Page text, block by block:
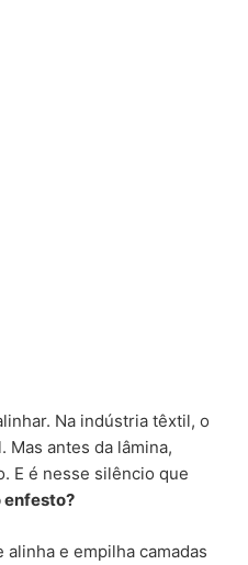
Na indústria têxtil, o
antes da lâmina,
E é nesse silêncio que
enfesto?
e empilha camadas